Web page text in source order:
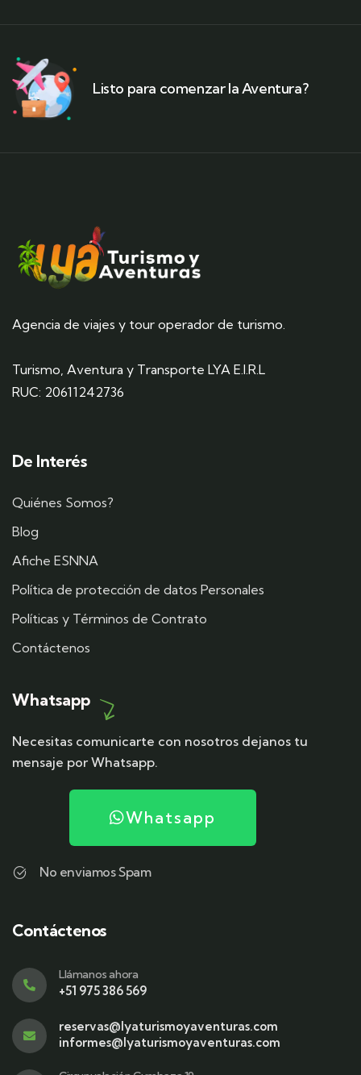
Listo para comenzar la Aventura?
Agencia de viajes y tour operador de turismo.
Turismo, Aventura y Transporte LYA E.I.R.L
RUC: 20611242736
De Interés
Quiénes Somos?
Blog
Afiche ESNNA
Política de protección de datos Personales
Políticas y Términos de Contrato
Contáctenos
Whatsapp
Necesitas comunicarte con nosotros dejanos tu
mensaje por Whatsapp.
Whatsapp
No enviamos Spam
Contáctenos
Llámanos ahora
+51 975 386 569
reservas@lyaturismoyaventuras.com
informes@lyaturismoyaventuras.com